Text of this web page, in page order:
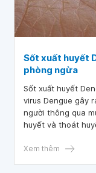
Sốt xuất huyết
phòng ngừa
Sốt xuất huyết
virus Dengue gây
người thông qua
huyết và thoát
Xem thêm